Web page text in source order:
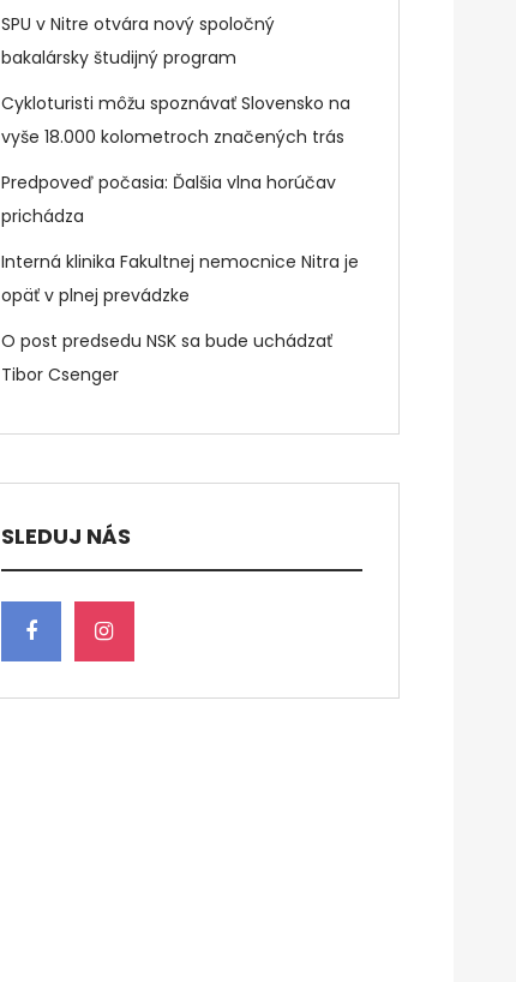
SPU v Nitre otvára nový spoločný
bakalársky študijný program
Cykloturisti môžu spoznávať Slovensko na
vyše 18.000 kolometroch značených trás
Predpoveď počasia: Ďalšia vlna horúčav
prichádza
Interná klinika Fakultnej nemocnice Nitra je
opäť v plnej prevádzke
O post predsedu NSK sa bude uchádzať
Tibor Csenger
SLEDUJ NÁS